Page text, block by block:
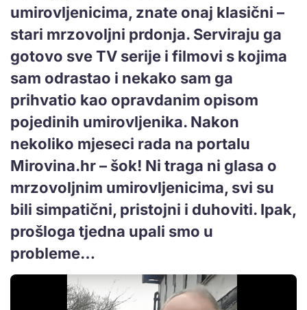
umirovljenicima, znate onaj klasični –
stari mrzovoljni prdonja. Serviraju ga
gotovo sve TV serije i filmovi s kojima
sam odrastao i nekako sam ga
prihvatio kao opravdanim opisom
pojedinih umirovljenika. Nakon
nekoliko mjeseci rada na portalu
Mirovina.hr – šok! Ni traga ni glasa o
mrzovoljnim umirovljenicima, svi su
bili simpatični, pristojni i duhoviti. Ipak,
prošloga tjedna upali smo u
probleme…